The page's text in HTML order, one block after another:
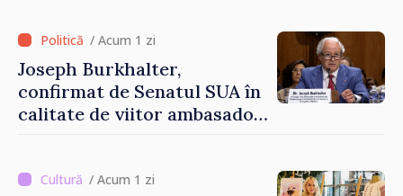
/ Acum 1 zi
Joseph Burkhalter,
confirmat de Senatul SUA în
calitate de viitor ambasador
/ Acum 1 zi